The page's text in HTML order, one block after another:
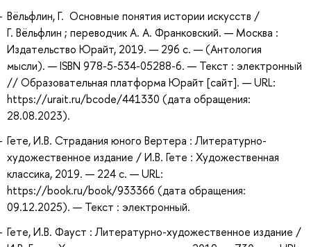
Вёльфлин, Г. Основные понятия истории искусств /
Г. Вёльфлин ; переводчик А. А. Франковский. — Москва :
Издательство Юрайт, 2019. — 296 с. — (Антология
мысли). — ISBN 978-5-534-05288-6. — Текст : электронный
// Образовательная платформа Юрайт [сайт]. — URL:
https://urait.ru/bcode/441330 (дата обращения:
28.08.2023).
Гете, И.В. Страдания юного Вертера : Литературно-
художественное издание / И.В. Гете : Художественная
классика, 2019. — 224 с. — URL:
https://book.ru/book/933366 (дата обращения:
09.12.2025). — Текст : электронный.
Гете, И.В. Фауст : Литературно-художественное издание /